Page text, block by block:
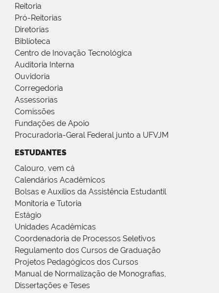
Reitoria
Pró-Reitorias
Diretorias
Biblioteca
Centro de Inovação Tecnológica
Auditoria Interna
Ouvidoria
Corregedoria
Assessorias
Comissões
Fundações de Apoio
Procuradoria-Geral Federal junto a UFVJM
ESTUDANTES
Calouro, vem cá
Calendários Acadêmicos
Bolsas e Auxílios da Assistência Estudantil
Monitoria e Tutoria
Estágio
Unidades Acadêmicas
Coordenadoria de Processos Seletivos
Regulamento dos Cursos de Graduação
Projetos Pedagógicos dos Cursos
Manual de Normalização de Monografias,
Dissertações e Teses